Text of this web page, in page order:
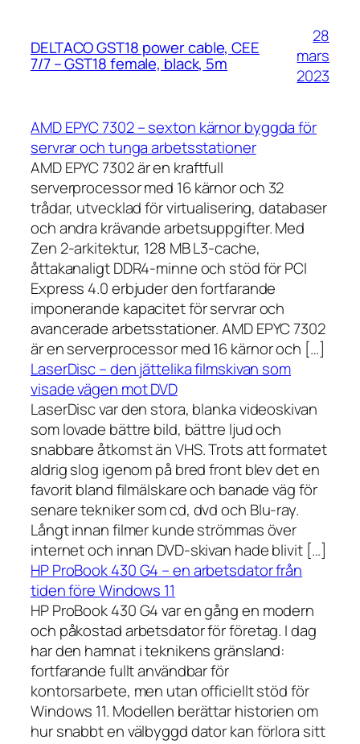
DELTACO GST18 power cable, CEE
7/7 – GST18 female, black, 5m
28
mars
2023
AMD EPYC 7302 – sexton kärnor byggda för
servrar och tunga arbetsstationer
AMD EPYC 7302 är en kraftfull
serverprocessor med 16 kärnor och 32
trådar, utvecklad för virtualisering, databaser
och andra krävande arbetsuppgifter. Med
Zen 2-arkitektur, 128 MB L3-cache,
åttakanaligt DDR4-minne och stöd för PCI
Express 4.0 erbjuder den fortfarande
imponerande kapacitet för servrar och
avancerade arbetsstationer. AMD EPYC 7302
är en serverprocessor med 16 kärnor och […]
LaserDisc – den jättelika filmskivan som
visade vägen mot DVD
LaserDisc var den stora, blanka videoskivan
som lovade bättre bild, bättre ljud och
snabbare åtkomst än VHS. Trots att formatet
aldrig slog igenom på bred front blev det en
favorit bland filmälskare och banade väg för
senare tekniker som cd, dvd och Blu-ray.
Långt innan filmer kunde strömmas över
internet och innan DVD-skivan hade blivit […]
HP ProBook 430 G4 – en arbetsdator från
tiden före Windows 11
HP ProBook 430 G4 var en gång en modern
och påkostad arbetsdator för företag. I dag
har den hamnat i teknikens gränsland:
fortfarande fullt användbar för
kontorsarbete, men utan officiellt stöd för
Windows 11. Modellen berättar historien om
hur snabbt en välbyggd dator kan förlora sitt